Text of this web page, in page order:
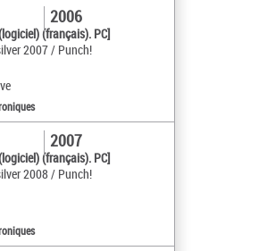
(français). PC]
2007 / Punch!
2006
(français). PC]
2008 / Punch!
2007